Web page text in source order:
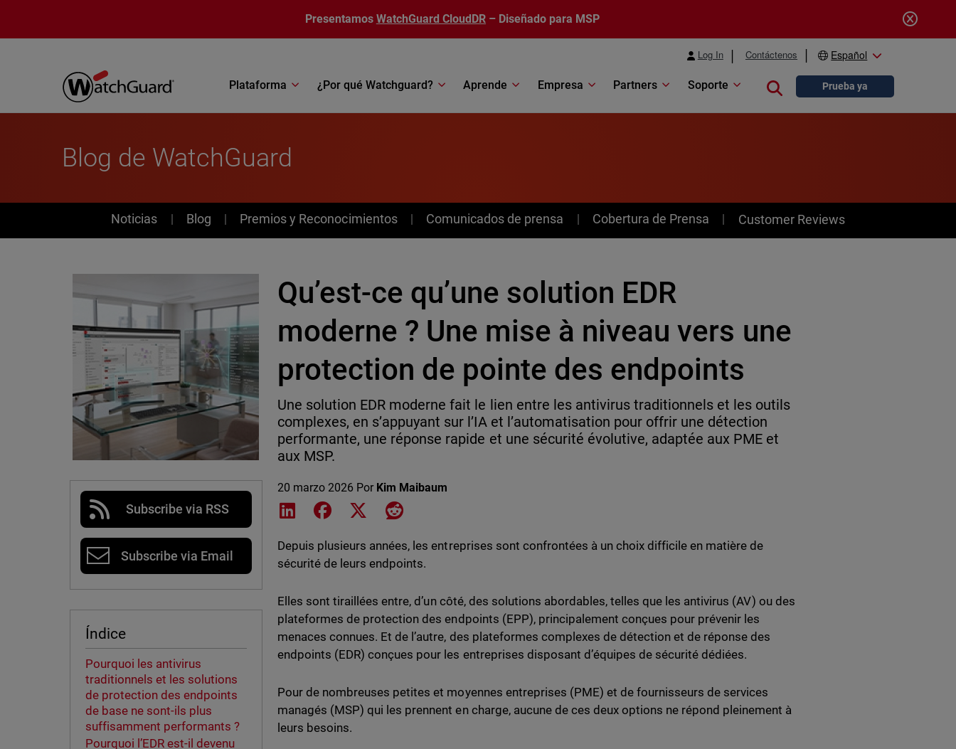
Presentamos WatchGuard CloudDR – Diseñado para MSP
Log In Contáctenos Español
Plataforma ¿Por qué Watchguard? Aprende Empresa Partners Soporte Close searchPrueba ya
Blog de WatchGuard
News
Noticias Blog Premios y Reconocimientos Comunicados de prensa Cobertura de Prensa Customer Reviews
Subscribe via RSS
Subscribe via Email
Índice
Pourquoi les antivirus
traditionnels et les solutions
de protection des endpoints
de base ne sont-ils plus
suffisamment performants ?
Pourquoi l’EDR est-il devenu
Qu’est-ce qu’une solution EDR
moderne ? Une mise à niveau vers une
protection de pointe des endpoints
Une solution EDR moderne fait le lien entre les antivirus traditionnels et les outils
complexes, en s’appuyant sur l’IA et l’automatisation pour offrir une détection
performante, une réponse rapide et une sécurité évolutive, adaptée aux PME et
aux MSP.
20 marzo 2026 Por Kim Maibaum
Share on LinkedIn
Share on Facebook
Share on XShare on Reddit
Depuis plusieurs années, les entreprises sont confrontées à un choix difficile en matière de
sécurité de leurs endpoints.
Elles sont tiraillées entre, d’un côté, des solutions abordables, telles que les antivirus (AV) ou des
plateformes de protection des endpoints (EPP), principalement conçues pour prévenir les
menaces connues. Et de l’autre, des plateformes complexes de détection et de réponse des
endpoints (EDR) conçues pour les entreprises disposant d’équipes de sécurité dédiées.
Pour de nombreuses petites et moyennes entreprises (PME) et de fournisseurs de services
managés (MSP) qui les prennent en charge, aucune de ces deux options ne répond pleinement à
leurs besoins.